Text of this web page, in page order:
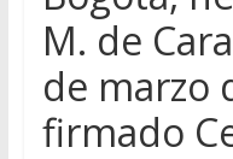
M. de
de marzo
firmado